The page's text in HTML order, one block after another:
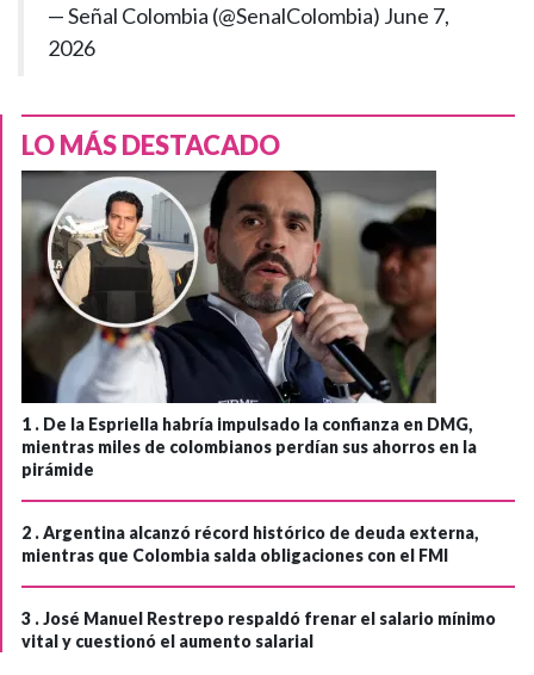
— Señal Colombia (@SenalColombia) June 7,
2026
LO MÁS DESTACADO
1 . De la Espriella habría impulsado la confianza en DMG,
mientras miles de colombianos perdían sus ahorros en la
pirámide
2 .Argentina alcanzó récord histórico de deuda externa,
mientras que Colombia salda obligaciones con el FMI
3 .José Manuel Restrepo respaldó frenar el salario mínimo
vital y cuestionó el aumento salarial